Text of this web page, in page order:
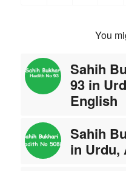
You
Sahih
93 in
English
Sahih
in Urdu,